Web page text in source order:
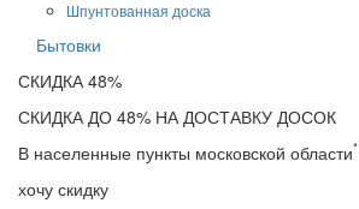
Шпунтованная доска
Бытовки
СКИДКА 48%
СКИДКА ДО 48% НА ДОСТАВКУ ДОСОК
В населенные пункты московской области*
хочу скидку